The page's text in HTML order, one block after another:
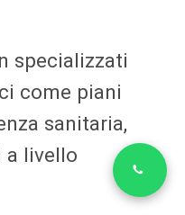
specializzati
come piani
sanitaria,
a livello